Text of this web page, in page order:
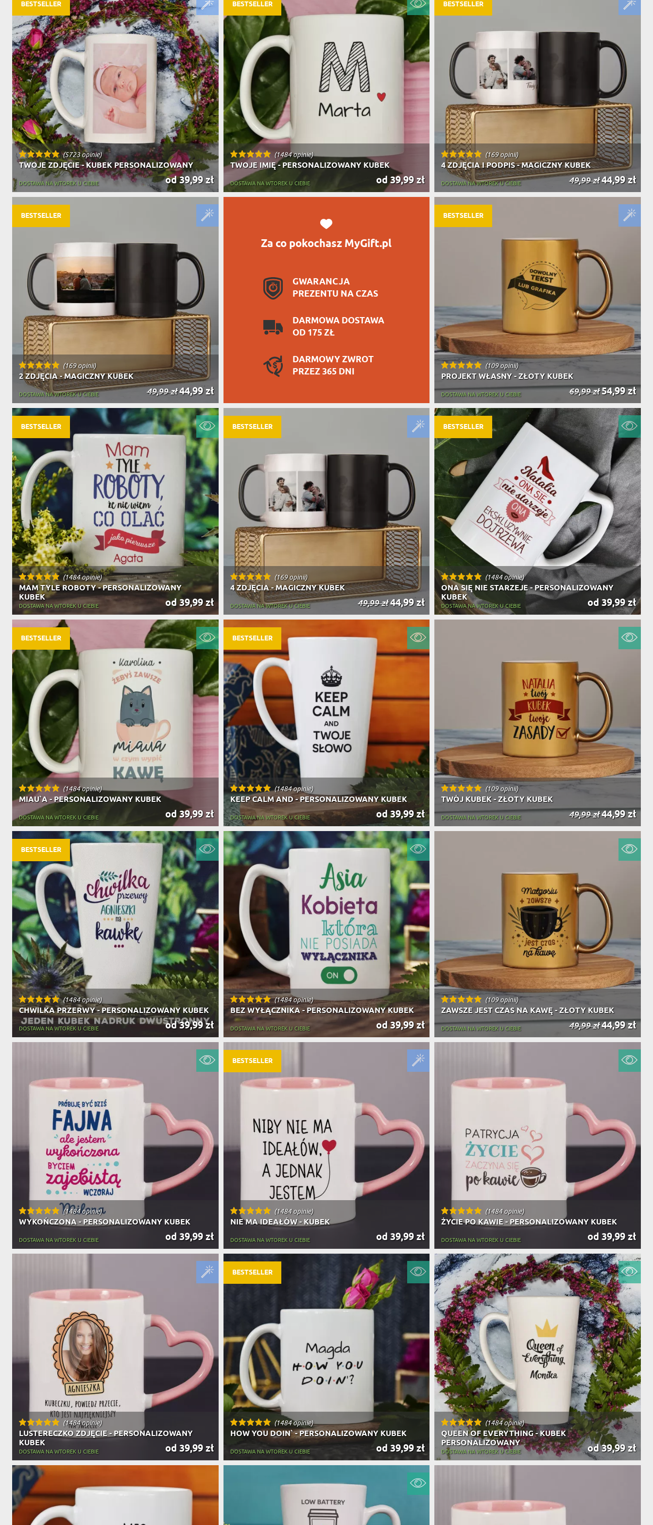
PREZENT DLATEŚCIÓW PREZENT DLA
PODRÓŻNIKA
ROWERZYSTY
SENIORA
SPORTOWCA
STRAŻAKA
SZEFA
WĘDKARZA
ŻARTOWNISIA
PRODUKTY SPOŻYWCZE
CHARAKTER PREZENTU
SZKLANKI DO PIWA
(5723 opinie)
TWOJE ZDJĘCIE - KUBEK PERSONALIZOWANY
od 39,99 zł
DOSTAWA NA WTOREK U CIEBIE
BESTSELLER
(1484 opinie)
TWOJE IMIĘ - PERSONALIZOWANY KUBEK
od 39,99 zł
DOSTAWA NA WTOREK U CIEBIE
BESTSELLER
Za co pokochasz MyGift.pl
GWARANCJA
PREZENTU NA CZAS
DARMOWA DOSTAWA
OD 175 ZŁ
DARMOWY ZWROT
PRZEZ 365 DNI
(169 opinii)
4 ZDJĘCIA I PODPIS - MAGICZNY KUBEK
49,99 zł44,99 zł
DOSTAWA NA WTOREK U CIEBIE
BESTSELLER
(169 opinii)
2 ZDJĘCIA - MAGICZNY KUBEK
49,99 zł44,99 zł
DOSTAWA NA WTOREK U CIEBIE
BESTSELLER
(109 opinii)
PROJEKT WŁASNY - ZŁOTY KUBEK
69,99 zł54,99 zł
DOSTAWA NA WTOREK U CIEBIE
BESTSELLER
(1484 opinie)
MAM TYLE ROBOTY - PERSONALIZOWANY
KUBEK
od 39,99 zł
DOSTAWA NA WTOREK U CIEBIE
BESTSELLER
(169 opinii)
4 ZDJĘCIA - MAGICZNY KUBEK
49,99 zł44,99 zł
DOSTAWA NA WTOREK U CIEBIE
BESTSELLER
(1484 opinie)
KEEP CALM AND - PERSONALIZOWANY KUBEK
od 39,99 zł
DOSTAWA NA WTOREK U CIEBIE
BESTSELLER
(1484 opinie)
ONA SIĘ NIE STARZEJE - PERSONALIZOWANY
KUBEK
od 39,99 zł
DOSTAWA NA WTOREK U CIEBIE
BESTSELLER
(1484 opinie)
MIAU`A - PERSONALIZOWANY KUBEK
od 39,99 zł
DOSTAWA NA WTOREK U CIEBIE
BESTSELLER
(109 opinii)
TWÓJ KUBEK - ZŁOTY KUBEK
49,99 zł44,99 zł
DOSTAWA NA WTOREK U CIEBIE
(1484 opinie)
CHWILKA PRZERWY - PERSONALIZOWANY KUBEK
od 39,99 zł
DOSTAWA NA WTOREK U CIEBIE
BESTSELLER
(1484 opinie)
BEZ WYŁĄCZNIKA - PERSONALIZOWANY KUBEK
od 39,99 zł
DOSTAWA NA WTOREK U CIEBIE
(1484 opinie)
NIE MA IDEAŁÓW - KUBEK
od 39,99 zł
DOSTAWA NA WTOREK U CIEBIE
BESTSELLER
(109 opinii)
ZAWSZE JEST CZAS NA KAWĘ - ZŁOTY KUBEK
49,99 zł44,99 zł
DOSTAWA NA WTOREK U CIEBIE
(1484 opinie)
WYKOŃCZONA - PERSONALIZOWANY KUBEK
od 39,99 zł
DOSTAWA NA WTOREK U CIEBIE
(1484 opinie)
ŻYCIE PO KAWIE - PERSONALIZOWANY KUBEK
od 39,99 zł
DOSTAWA NA WTOREK U CIEBIE
(1484 opinie)
LUSTERECZKO ZDJĘCIE - PERSONALIZOWANY
KUBEK
od 39,99 zł
DOSTAWA NA WTOREK U CIEBIE
(1484 opinie)
HOW YOU DOIN` - PERSONALIZOWANY KUBEK
od 39,99 zł
DOSTAWA NA WTOREK U CIEBIE
BESTSELLER
(1484 opinie)
QUEEN OF EVERYTHING - KUBEK
PERSONALIZOWANY
od 39,99 zł
DOSTAWA NA WTOREK U CIEBIE